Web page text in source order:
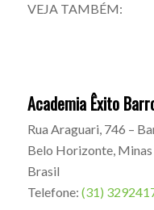
VEJA TAMBÉM:
Academia Êxito
Rua Araguari, 746 –
Belo Horizonte,
Brasil
Telefone: (31)